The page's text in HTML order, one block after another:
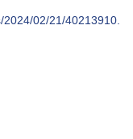
02/21/40213910.